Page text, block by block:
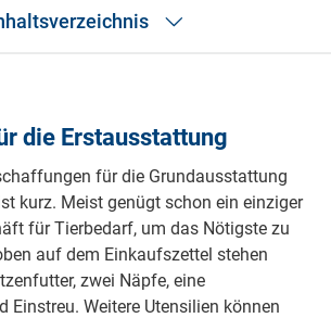
Die Fahrt nach Hause
Häufige Fragen
die Erstausstattung
für die Grundausstattung
kurz. Meist genügt schon ein einziger
für Tierbedarf, um das Nötigste zu
auf dem Einkaufszettel stehen
zwei Näpfe, eine
Einstreu. Weitere Utensilien können